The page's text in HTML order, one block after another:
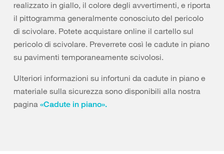
realizzato in giallo, il colore degli avvertimenti, e riporta
il pittogramma generalmente conosciuto del pericolo
di scivolare. Potete acquistare online il cartello sul
pericolo di scivolare. Preverrete così le cadute in piano
su pavimenti temporaneamente scivolosi.
Ulteriori informazioni su infortuni da cadute in piano e
materiale sulla sicurezza sono disponibili alla nostra
pagina «Cadute in piano».